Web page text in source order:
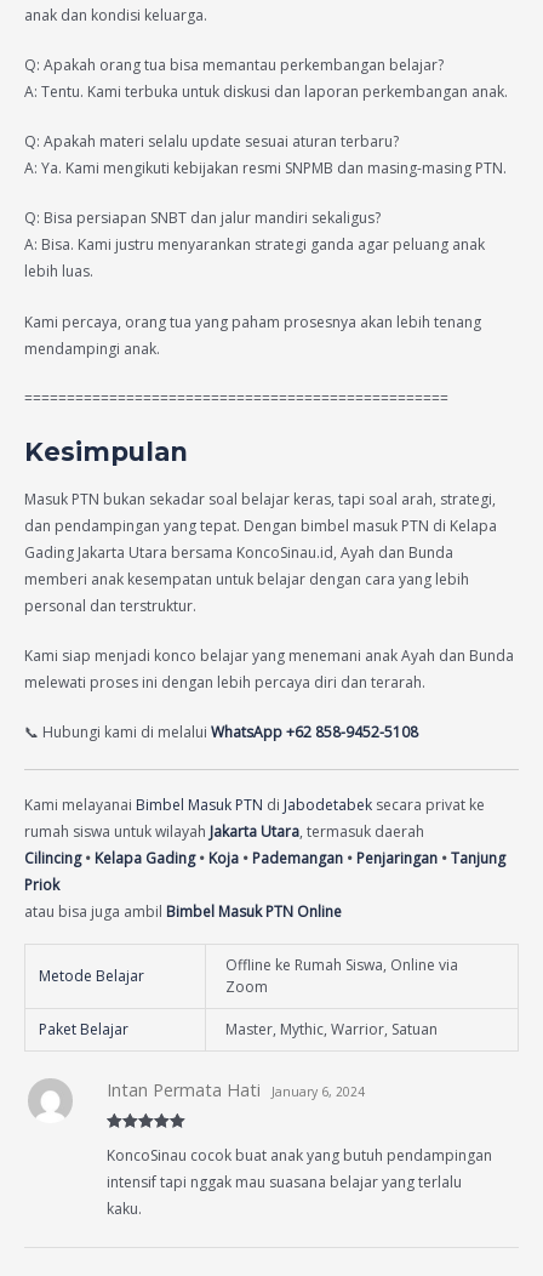
anak dan kondisi keluarga.
Q: Apakah orang tua bisa memantau perkembangan belajar?
A: Tentu. Kami terbuka untuk diskusi dan laporan perkembangan anak.
Q: Apakah materi selalu update sesuai aturan terbaru?
A: Ya. Kami mengikuti kebijakan resmi SNPMB dan masing-masing PTN.
Q: Bisa persiapan SNBT dan jalur mandiri sekaligus?
A: Bisa. Kami justru menyarankan strategi ganda agar peluang anak
lebih luas.
Kami percaya, orang tua yang paham prosesnya akan lebih tenang
mendampingi anak.
==================================================
Kesimpulan
Masuk PTN bukan sekadar soal belajar keras, tapi soal arah, strategi,
dan pendampingan yang tepat. Dengan bimbel masuk PTN di Kelapa
Gading Jakarta Utara bersama KoncoSinau.id, Ayah dan Bunda
memberi anak kesempatan untuk belajar dengan cara yang lebih
personal dan terstruktur.
Kami siap menjadi konco belajar yang menemani anak Ayah dan Bunda
melewati proses ini dengan lebih percaya diri dan terarah.
📞 Hubungi kami di melalui WhatsApp +62 858-9452-5108
Kami melayanai Bimbel Masuk PTN di Jabodetabek secara privat ke
rumah siswa untuk wilayah Jakarta Utara, termasuk daerah
Cilincing• Kelapa Gading• Koja • Pademangan • Penjaringan •Tanjung
Priok
atau bisa juga ambil Bimbel Masuk PTN Online
Metode Belajar
Offline ke Rumah Siswa, Online via
Zoom
Paket Belajar Master, Mythic, Warrior, Satuan
of 5
Intan Permata Hati January 6, 2024
KoncoSinau cocok buat anak yang butuh pendampingan
intensif tapi nggak mau suasana belajar yang terlalu
kaku.